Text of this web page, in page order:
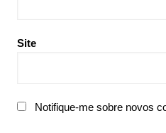
Site
Notifique-me sobre novos